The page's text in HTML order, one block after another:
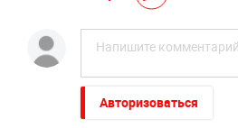
Авторизоваться